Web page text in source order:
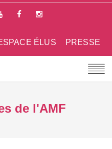
PRESSE
ÉLUS
de l'AMF